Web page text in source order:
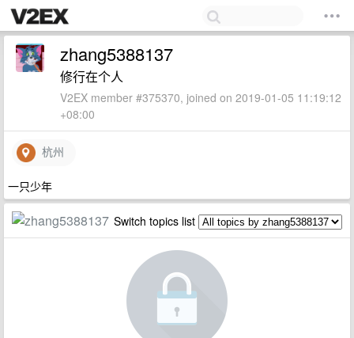
zhang5388137
修行在个人
V2EX member #375370, joined on 2019-01-05 11:19:12
+08:00
杭州
一只少年
Switch topics list